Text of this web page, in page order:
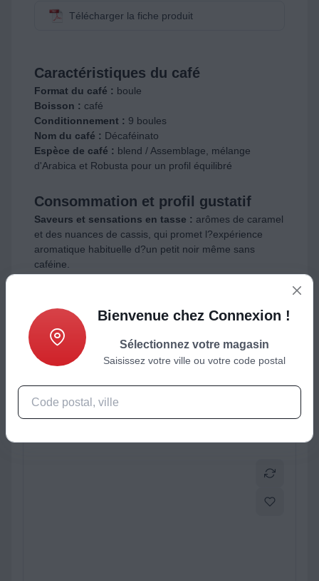
Télécharger la fiche produit
Caractéristiques du café
Format du café : boule
Boisson : café
Conditionnement : 9 boules
Nom du café : Décaféinato
Espèce de café : blend / Assemblage, mélange
d'Arabica et Robusta pour un profil équilibré
Consommation et profil gustatif
Saveurs et sensations en tasse : arômes de caramel
et des nuances de cassis, qui promet l?expérience
aromatique habituelle d?un petit noir même sans
caféine.
Produits complémentaires
Bienvenue chez Connexion !
Sélectionnez votre magasin
Saisissez votre ville ou votre code postal